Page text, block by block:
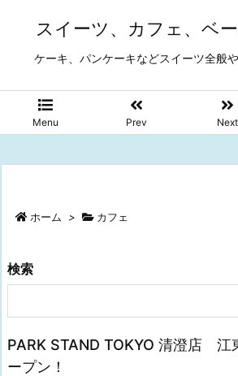
スイーツ、カフェ、ベ
ケーキ、パンケーキなどスイーツ全般
Menu Prev Next
ホーム > カフェ
検索
PARK STAND TOKYO 清澄店 江
ープン！